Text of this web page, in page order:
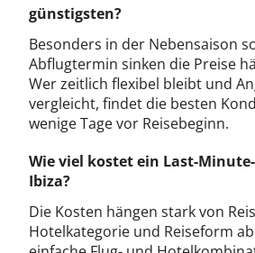
günstigsten?
Besonders in der Nebensaison
Abflugtermin sinken die Preise
Wer zeitlich flexibel bleibt und
vergleicht, findet die besten
wenige Tage vor Reisebeginn.
Wie viel kostet ein Last-
Ibiza?
Die Kosten hängen stark von
Hotelkategorie und Reiseform